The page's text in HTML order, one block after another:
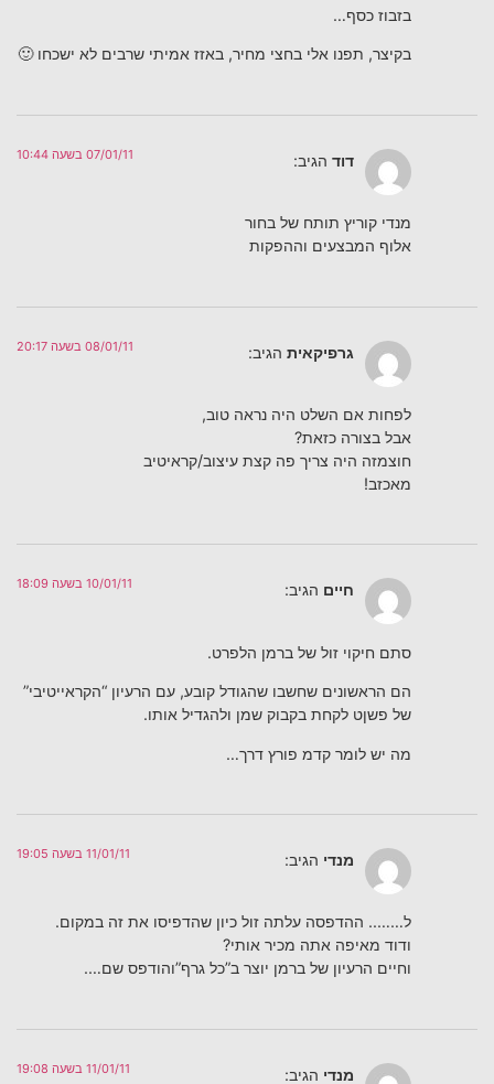
בזבוז כסף…
בקיצר, תפנו אלי בחצי מחיר, באזז אמיתי שרבים לא ישכחו 🙂
דוד הגיב: 07/01/11 בשעה 10:44
מנדי קוריץ תותח של בחור
אלוף המבצעים וההפקות
גרפיקאית הגיב: 08/01/11 בשעה 20:17
לפחות אם השלט היה נראה טוב,
אבל בצורה כזאת?
חוצמזה היה צריך פה קצת עיצוב/קראיטיב
מאכזב!
חיים הגיב: 10/01/11 בשעה 18:09
סתם חיקוי זול של ברמן הלפרט.
הם הראשונים שחשבו שהגודל קובע, עם הרעיון “הקראייטיבי”
של פשןט לקחת בקבוק שמן ולהגדיל אותו.
מה יש לומר קדמ פורץ דרך…
מנדי הגיב: 11/01/11 בשעה 19:05
ל…….. ההדפסה עלתה זול כיון שהדפיסו את זה במקום.
ודוד מאיפה אתה מכיר אותי?
וחיים הרעיון של ברמן יוצר ב”כל גרף”והודפס שם….
מנדי הגיב: 11/01/11 בשעה 19:08